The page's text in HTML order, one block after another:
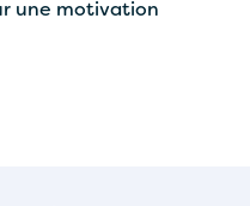
une motivation